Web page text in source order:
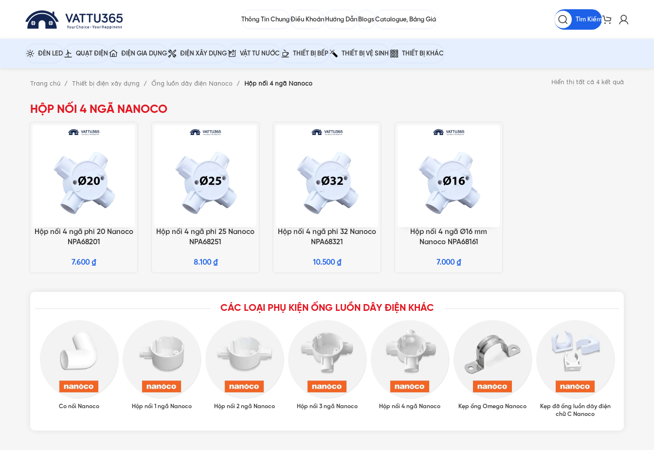
Thông Tin ChungĐiều Khoản Hướng Dẫn BlogsCatalogue, Bảng Giá Tìm Kiếm
ĐÈN LED QUẠT ĐIỆN ĐIỆN GIA DỤNG ĐIỆN XÂY DỰNG VẬT TƯ NƯỚC THIẾT BỊ BẾP THIẾT BỊ VỆ SINH THIẾT BỊ KHÁC
Trang chủ Thiết bị điện xây dựng Ống luồn dây điện Nanoco Hộp nối 4 ngã Nanoco Hiển thị tất cả 4 kết quả
HỘP NỐI 4 NGÃ NANOCO
THÊM VÀO GIỎ HÀNG
Hộp nối 4 ngã phi 20 Nanoco
NPA68201
7.600 ₫
THÊM VÀO GIỎ HÀNG
Hộp nối 4 ngã phi 25 Nanoco
NPA68251
8.100 ₫
THÊM VÀO GIỎ HÀNG
Hộp nối 4 ngã phi 32 Nanoco
NPA68321
10.500 ₫
THÊM VÀO GIỎ HÀNG
Hộp nối 4 ngã Ø16 mm
Nanoco NPA68161
7.000 ₫
CÁC LOẠI PHỤ KIỆN ỐNG LUỒN DÂY ĐIỆN KHÁC
Co nối Nanoco Hộp nối 1 ngã Nanoco Hộp nối 2 ngã Nanoco Hộp nối 3 ngã Nanoco Hộp nối 4 ngã Nanoco Kẹp ống Omega Nanoco
Kẹp đỡ ống luồn dây điện
chữ C Nanoco